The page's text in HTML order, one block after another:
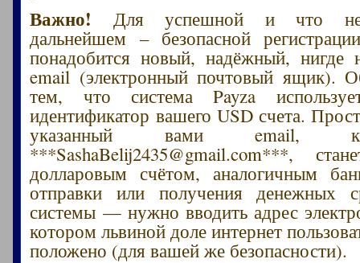
Важно! Для успешной и что
дальнейшем – безопасной
понадобится новый, надёжный, нигде
email (электронный почтовый ящик).
тем, что система Payza
идентификатор вашего USD счета.
указанный вами email,
***SashaBelij2435@gmail.com***,
долларовым счётом, аналогичным
отправки или получения денежных
системы — нужно вводить адрес
котором львиной доле интернет
положено (для вашей же безопасности).